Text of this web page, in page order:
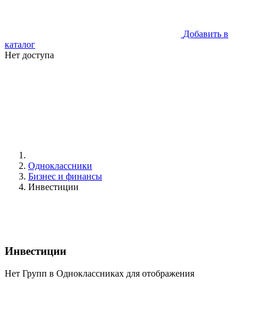
Добавить в
каталог
Нет доступа
Одноклассники
Бизнес и финансы
Инвестиции
Инвестиции
Нет Групп в Одноклассниках для отображения